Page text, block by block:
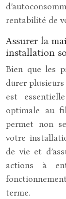
rentabilité de
Assurer la
installation
Bien que les
durer
est
optimale au
permet non
votre
de vie et
actions à
terme.